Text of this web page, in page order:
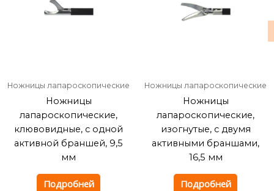
Ножницы лапароскопические
Ножницы
лапароскопические,
клювовидные, с одной
активной браншей, 9,5
мм
Подробней
Ножницы лапароскопические
Ножницы
лапароскопические,
изогнутые, с двумя
активными браншами,
16,5 мм
Подробней